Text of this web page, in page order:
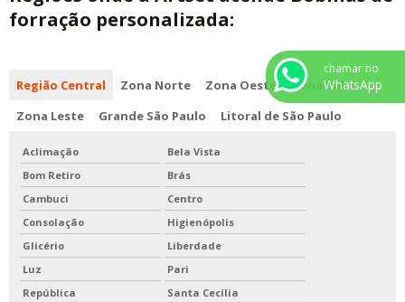
forração personalizada:
Região Central Zona Norte Zona Oeste
Zona Sul
Zona Leste
Grande São Paulo Litoral de São Paulo
Aclimação
Bela Vista
Bom Retiro
Brás
Cambuci
Centro
Consolação
Higienópolis
Glicério
Liberdade
Luz
Pari
República
Santa Cecília
chamar no
WhatsApp